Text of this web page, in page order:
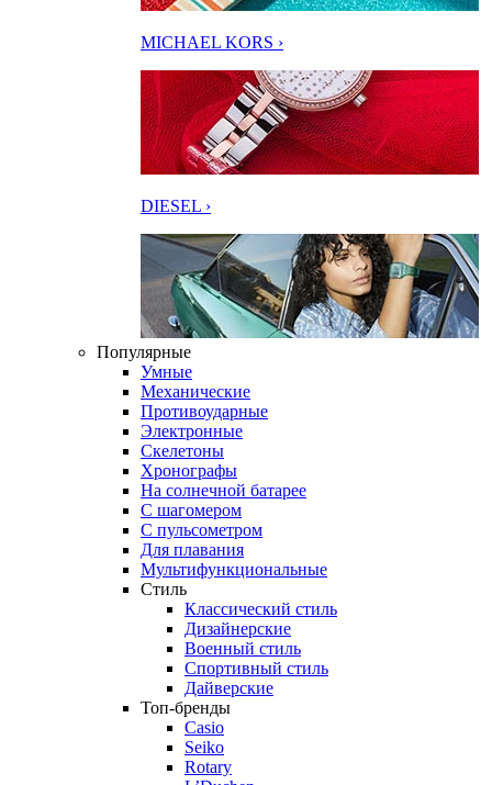
MICHAEL KORS ›
DIESEL ›
Популярные
Умные
Механические
Противоударные
Электронные
Скелетоны
Хронографы
На солнечной батарее
С шагомером
С пульсометром
Для плавания
Мультифункциональные
Стиль
Классический стиль
Дизайнерские
Военный стиль
Спортивный стиль
Дайверские
Топ-бренды
Casio
Seiko
Rotary